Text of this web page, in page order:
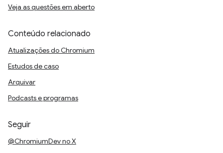
Veja as questões em aberto
Conteúdo relacionado
Atualizações do Chromium
Estudos de caso
Arquivar
Podcasts e programas
Seguir
@ChromiumDev no X